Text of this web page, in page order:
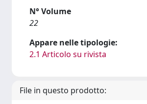
N° Volume
22
Appare nelle tipologie:
2.1 Articolo su rivista
File in questo prodotto: